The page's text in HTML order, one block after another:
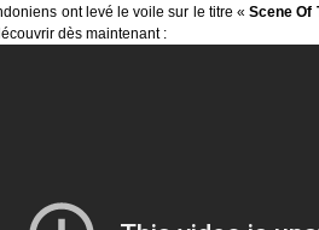
ont levé le voile sur le titre «Scene Of
dès maintenant :